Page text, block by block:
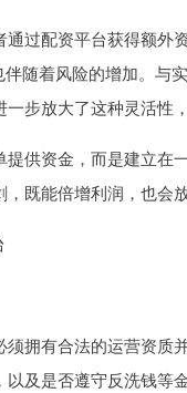
过配资平台获得额
随着风险的增加。与
步放大了这种灵活性
供资金，而是建立
既能倍增利润，也会
拥有合法的运营资
及是否遵守反洗钱